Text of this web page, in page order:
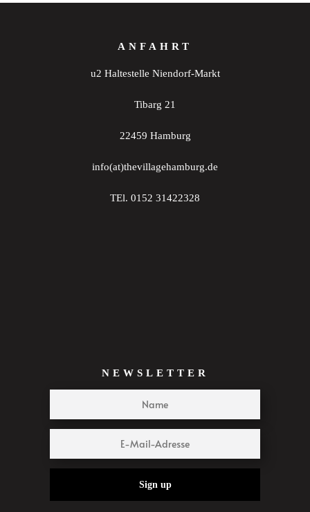
ANFAHRT
u2 Haltestelle Niendorf-Markt
Tibarg 21
22459 Hamburg
info(at)thevillagehamburg.de
TEl. 0152 31422328
NEWSLETTER
Sign up